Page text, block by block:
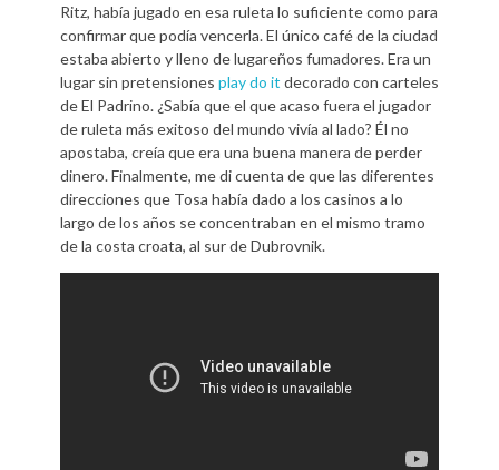
Ritz, había jugado en esa ruleta lo suficiente como para
confirmar que podía vencerla. El único café de la ciudad
estaba abierto y lleno de lugareños fumadores. Era un
lugar sin pretensiones play do it decorado con carteles
de El Padrino. ¿Sabía que el que acaso fuera el jugador
de ruleta más exitoso del mundo vivía al lado? Él no
apostaba, creía que era una buena manera de perder
dinero. Finalmente, me di cuenta de que las diferentes
direcciones que Tosa había dado a los casinos a lo
largo de los años se concentraban en el mismo tramo
de la costa croata, al sur de Dubrovnik.